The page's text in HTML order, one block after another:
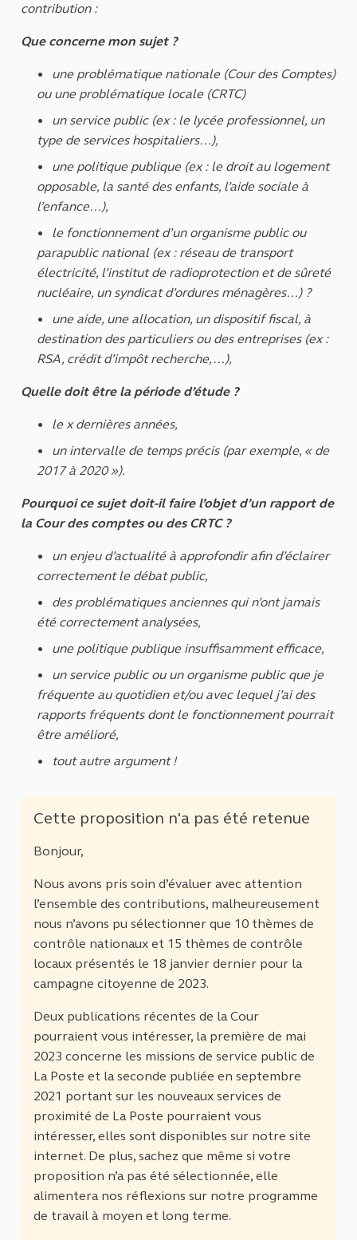
contribution :
Que concerne mon sujet ?
une problématique nationale (Cour des Comptes)
ou une problématique locale (CRTC)
un service public (ex : le lycée professionnel, un
type de services hospitaliers…),
une politique publique (ex : le droit au logement
opposable, la santé des enfants, l’aide sociale à
l’enfance…),
le fonctionnement d’un organisme public ou
parapublic national (ex : réseau de transport
électricité, l’institut de radioprotection et de sûreté
nucléaire, un syndicat d’ordures ménagères…) ?
une aide, une allocation, un dispositif fiscal, à
destination des particuliers ou des entreprises (ex :
RSA, crédit d’impôt recherche,…),
Quelle doit être la période d’étude ?
le x dernières années,
un intervalle de temps précis (par exemple, « de
2017 à 2020 »).
Pourquoi ce sujet doit-il faire l’objet d’un rapport de
la Cour des comptes ou des CRTC ?
un enjeu d’actualité à approfondir afin d’éclairer
correctement le débat public,
des problématiques anciennes qui n’ont jamais
été correctement analysées,
une politique publique insuffisamment efficace,
un service public ou un organisme public que je
fréquente au quotidien et/ou avec lequel j’ai des
rapports fréquents dont le fonctionnement pourrait
être amélioré,
tout autre argument !
Cette proposition n'a pas été retenue
Bonjour,
Nous avons pris soin d’évaluer avec attention
l’ensemble des contributions, malheureusement
nous n’avons pu sélectionner que 10 thèmes de
contrôle nationaux et 15 thèmes de contrôle
locaux présentés le 18 janvier dernier pour la
campagne citoyenne de 2023.
Deux publications récentes de la Cour
pourraient vous intéresser, la première de mai
2023 concerne les missions de service public de
La Poste et la seconde publiée en septembre
2021 portant sur les nouveaux services de
proximité de La Poste pourraient vous
intéresser, elles sont disponibles sur notre site
internet. De plus, sachez que même si votre
proposition n’a pas été sélectionnée, elle
alimentera nos réflexions sur notre programme
de travail à moyen et long terme.